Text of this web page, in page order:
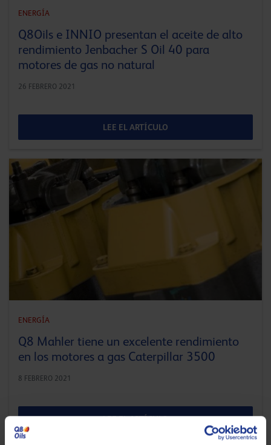
ENERGÍA
Q8Oils e INNIO presentan el aceite de alto
rendimiento Jenbacher S Oil 40 para
motores de gas no natural
26 FEBRERO 2021
LEE EL ARTÍCULO
ENERGÍA
Q8 Mahler tiene un excelente rendimiento
en los motores a gas Caterpillar 3500
8 FEBRERO 2021
LEE EL ARTÍCULO